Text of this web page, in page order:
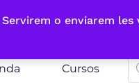
o enviarem
Cursos